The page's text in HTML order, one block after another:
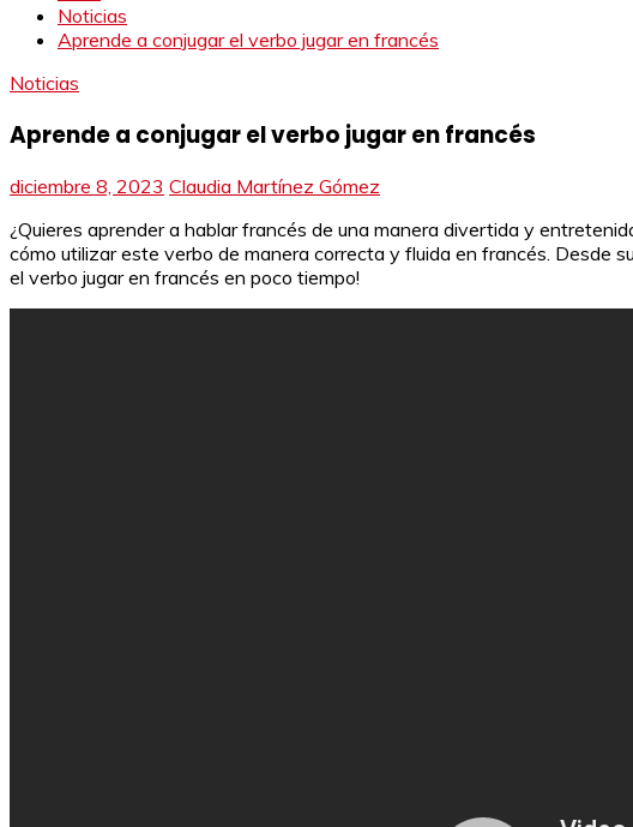
Noticias
Aprende a conjugar el verbo jugar en francés
Noticias
Aprende a conjugar el verbo jugar en francés
diciembre 8, 2023 Claudia Martínez Gómez
¿Quieres aprender a hablar francés de una manera divertida y
cómo utilizar este verbo de manera correcta y fluida en francés. Desde
el verbo jugar en francés en poco tiempo!